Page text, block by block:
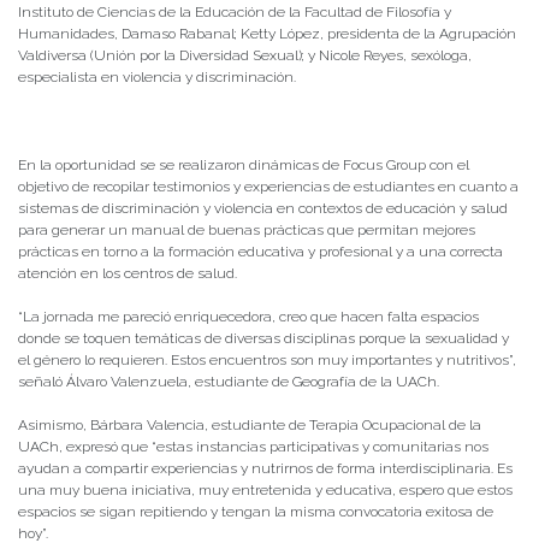
Instituto de Ciencias de la Educación de la Facultad de Filosofía y
Humanidades, Damaso Rabanal; Ketty López, presidenta de la Agrupación
Valdiversa (Unión por la Diversidad Sexual); y Nicole Reyes, sexóloga,
especialista en violencia y discriminación.
En la oportunidad se se realizaron dinámicas de Focus Group con el
objetivo de recopilar testimonios y experiencias de estudiantes en cuanto a
sistemas de discriminación y violencia en contextos de educación y salud
para generar un manual de buenas prácticas que permitan mejores
prácticas en torno a la formación educativa y profesional y a una correcta
atención en los centros de salud.
“La jornada me pareció enriquecedora, creo que hacen falta espacios
donde se toquen temáticas de diversas disciplinas porque la sexualidad y
el género lo requieren. Estos encuentros son muy importantes y nutritivos”,
señaló Álvaro Valenzuela, estudiante de Geografía de la UACh.
Asimismo, Bárbara Valencia, estudiante de Terapia Ocupacional de la
UACh, expresó que “estas instancias participativas y comunitarias nos
ayudan a compartir experiencias y nutrirnos de forma interdisciplinaria. Es
una muy buena iniciativa, muy entretenida y educativa, espero que estos
espacios se sigan repitiendo y tengan la misma convocatoria exitosa de
hoy”.